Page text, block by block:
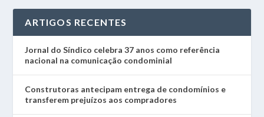
ARTIGOS RECENTES
Jornal do Síndico celebra 37 anos como referência
nacional na comunicação condominial
Construtoras antecipam entrega de condomínios e
transferem prejuízos aos compradores